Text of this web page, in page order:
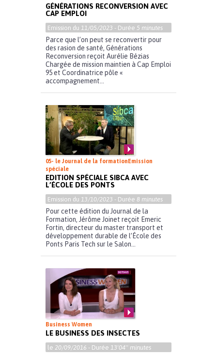
GÉNÉRATIONS RECONVERSION AVEC
CAP EMPLOI
Emission du 11/05/2023 - Durée 5 minutes
Parce que l’on peut se reconvertir pour
des rasion de santé, Générations
Reconversion reçoit Aurélie Bézias
Chargée de mission maintien à Cap Emploi
95 et Coordinatrice pôle «
accompagnement...
05- le Journal de la formation Emission
spéciale
EDITION SPÉCIALE SIBCA AVEC
L’ÉCOLE DES PONTS
Emission du 13/10/2023 - Durée 8 minutes
Pour cette édition du Journal de la
Formation, Jérôme Joinet reçoit Emeric
Fortin, directeur du master transport et
développement durable de l’École des
Ponts Paris Tech sur le Salon...
Business Women
LE BUSINESS DES INSECTES
le 20/09/2016 - Durée 13'04'' minutes